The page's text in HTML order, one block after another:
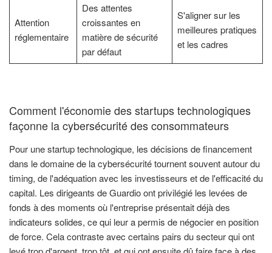
Attention
réglementaire
Des attentes
croissantes en
matière de sécurité
par défaut
S'aligner sur les
meilleures pratiques
et les cadres
Comment l'économie des startups technologiques
façonne la cybersécurité des consommateurs
Pour une startup technologique, les décisions de financement
dans le domaine de la cybersécurité tournent souvent autour du
timing, de l'adéquation avec les investisseurs et de l'efficacité du
capital. Les dirigeants de Guardio ont privilégié les levées de
fonds à des moments où l'entreprise présentait déjà des
indicateurs solides, ce qui leur a permis de négocier en position
de force. Cela contraste avec certains pairs du secteur qui ont